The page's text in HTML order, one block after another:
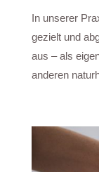
In unserer
gezielt und
aus – als
anderen